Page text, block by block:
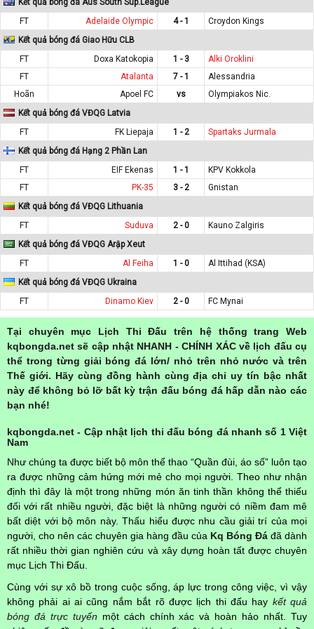
FT
Adelaide Olympic 4 - 1
Croydon Kings
Kết quả bóng đá Giao Hữu CLB
FT
Doxa Katokopia 1 - 3
Alki Oroklini
FT
Atalanta 7 - 1
Alessandria
Hoãn
Apoel FC vs
Olympiakos Nic.
Kết quả bóng đá VĐQG Latvia
FT
FK Liepaja 1 - 2
Spartaks Jurmala
Kết quả bóng đá Hạng 2 Phần Lan
FT
EIF Ekenas 1 - 1
KPV Kokkola
FT
PK-35 3 - 2
Gnistan
Kết quả bóng đá VĐQG Lithuania
FT
Suduva 2 - 0
Kauno Zalgiris
Kết quả bóng đá VĐQG Arập Xeut
FT
Al Feiha 1 - 0
Al Ittihad (KSA)
Kết quả bóng đá VĐQG Ukraina
FT
Dinamo Kiev 2 - 0 FC Mynai
Tại chuyên mục Lịch Thi Đấu trên hệ thống trang Web
kqbongda.net sẽ cập nhật NHANH - CHÍNH XÁC về lịch đấu cụ
thể trong từng giải bóng đá lớn/ nhỏ trên nhỏ nước và trên
Thế giới. Hãy cùng đồng hành cùng địa chỉ uy tín bậc nhất
này để không bỏ lỡ bất kỳ trận đấu bóng đá hấp dẫn nào các
bạn nhé!
kqbongda.net - Cập nhật lịch thi đấu bóng đá nhanh số 1 Việt
Nam
Như chúng ta được biết bộ môn thể thao “Quần đùi, áo số” luôn tạo
ra được những cảm hứng mới mẻ cho mọi người. Theo như nhận
định thì đây là một trong những món ăn tinh thần không thể thiếu
đối với rất nhiều người, đặc biệt là những người có niềm đam mê
bất diệt với bộ môn này. Thấu hiểu được nhu cầu giải trí của mọi
người, cho nên các chuyên gia hàng đầu của Kq Bóng Đá đã dành
rất nhiều thời gian nghiên cứu và xây dựng hoàn tất được chuyên
mục Lịch Thi Đấu.
Cùng với sự xô bồ trong cuộc sống, áp lực trong công việc, vì vậy
không phải ai ai cũng nắm bắt rõ được lịch thi đấu hay kết quả
bóng đá trực tuyến một cách chính xác và hoàn hảo nhất. Tuy